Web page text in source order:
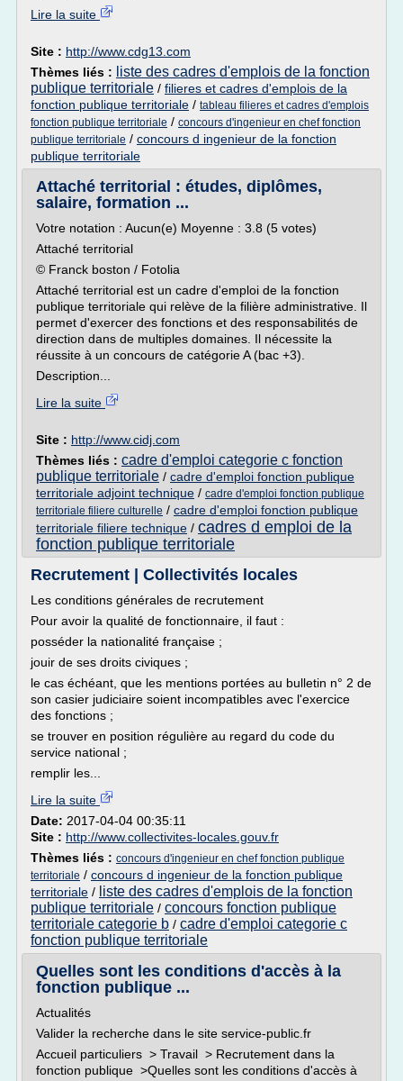
Lire la suite
Site : http://www.cdg13.com
Thèmes liés :
liste des cadres d'emplois de la fonction
publique territoriale / filieres et cadres d'emplois de la
fonction publique territoriale / tableau filieres et cadres d'emplois
fonction publique territoriale / concours d'ingenieur en chef fonction
publique territoriale / concours d ingenieur de la fonction
publique territoriale
Attaché territorial : études, diplômes,
salaire, formation ...
Votre notation : Aucun(e) Moyenne : 3.8 (5 votes)
Attaché territorial
© Franck boston / Fotolia
Attaché territorial est un cadre d'emploi de la fonction
publique territoriale qui relève de la filière administrative. Il
permet d'exercer des fonctions et des responsabilités de
direction dans de multiples domaines. Il nécessite la
réussite à un concours de catégorie A (bac +3).
Description...
Lire la suite
Site : http://www.cidj.com
Thèmes liés : cadre d'emploi categorie c fonction
publique territoriale / cadre d'emploi fonction publique
territoriale adjoint technique / cadre d'emploi fonction publique
territoriale filiere culturelle / cadre d'emploi fonction publique
territoriale filiere technique / cadres d emploi de la
fonction publique territoriale
Recrutement | Collectivités locales
Les conditions générales de recrutement
Pour avoir la qualité de fonctionnaire, il faut :
posséder la nationalité française ;
jouir de ses droits civiques ;
le cas échéant, que les mentions portées au bulletin n° 2 de
son casier judiciaire soient incompatibles avec l'exercice
des fonctions ;
se trouver en position régulière au regard du code du
service national ;
remplir les...
Lire la suite
Date: 2017-04-04 00:35:11
Site : http://www.collectivites-locales.gouv.fr
Thèmes liés : concours d'ingenieur en chef fonction publique
territoriale / concours d ingenieur de la fonction publique
territoriale / liste des cadres d'emplois de la fonction
publique territoriale / concours fonction publique
territoriale categorie b / cadre d'emploi categorie c
fonction publique territoriale
Quelles sont les conditions d'accès à la
fonction publique ...
Actualités
Valider la recherche dans le site service-public.fr
Accueil particuliers > Travail > Recrutement dans la
fonction publique >Quelles sont les conditions d'accès à